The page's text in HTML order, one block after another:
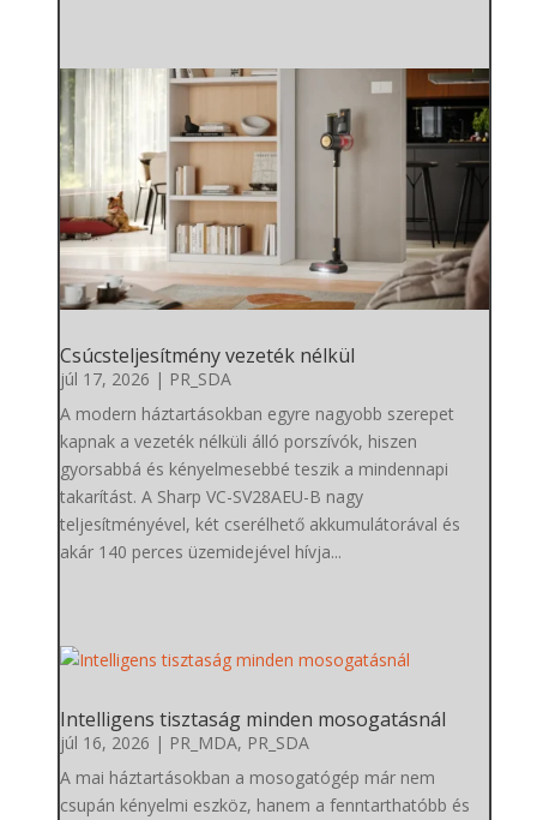
Csúcsteljesítmény vezeték nélkül
júl 17, 2026 | PR_SDA
A modern háztartásokban egyre nagyobb szerepet
kapnak a vezeték nélküli álló porszívók, hiszen
gyorsabbá és kényelmesebbé teszik a mindennapi
takarítást. A Sharp VC-SV28AEU-B nagy
teljesítményével, két cserélhető akkumulátorával és
akár 140 perces üzemidejével hívja...
Intelligens tisztaság minden mosogatásnál
júl 16, 2026 | PR_MDA, PR_SDA
A mai háztartásokban a mosogatógép már nem
csupán kényelmi eszköz, hanem a fenntarthatóbb és